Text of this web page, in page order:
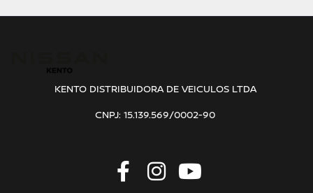
KENTO DISTRIBUIDORA DE VEICULOS LTDA
CNPJ: 15.139.569/0002-90